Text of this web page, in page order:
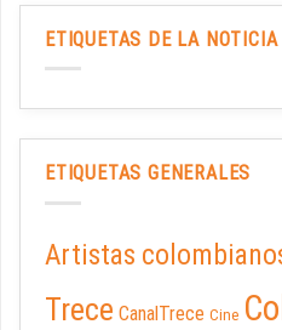
ETIQUETAS DE LA NOTICIA
ETIQUETAS GENERALES
Artistas
Trece CanalTrece Cine